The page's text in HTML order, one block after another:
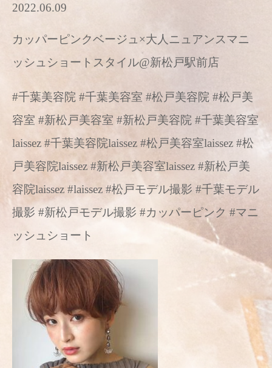
2022.06.09
カッパーピンクベージュ×大人ニュアンスマニ
ッシュショートスタイル@新松戸駅前店
#千葉美容院 #千葉美容室 #松戸美容院 #松戸美
容室 #新松戸美容室 #新松戸美容院 #千葉美容室
laissez #千葉美容院laissez #松戸美容室laissez #松
戸美容院laissez #新松戸美容室laissez #新松戸美
容院laissez #laissez #松戸モデル撮影 #千葉モデル
撮影 #新松戸モデル撮影 #カッパーピンク #マニ
ッシュショート